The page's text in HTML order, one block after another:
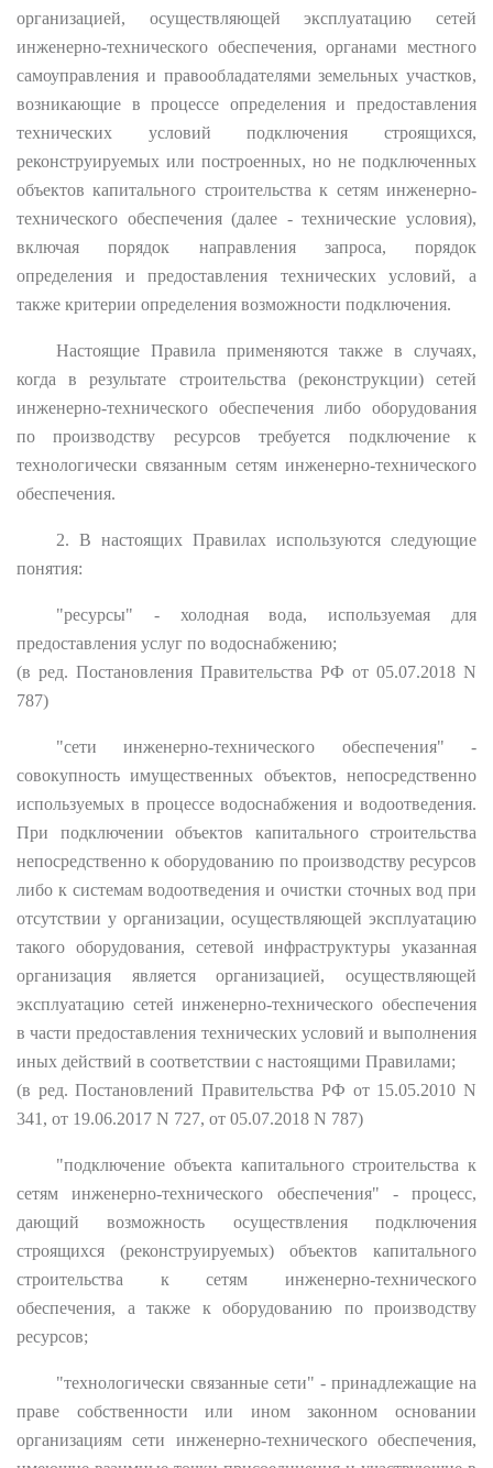
организацией, осуществляющей эксплуатацию сетей
инженерно-технического обеспечения, органами местного
самоуправления и правообладателями земельных участков,
возникающие в процессе определения и предоставления
технических условий подключения строящихся,
реконструируемых или построенных, но не подключенных
объектов капитального строительства к сетям инженерно-
технического обеспечения (далее - технические условия),
включая порядок направления запроса, порядок
определения и предоставления технических условий, а
также критерии определения возможности подключения.
Настоящие Правила применяются также в случаях,
когда в результате строительства (реконструкции) сетей
инженерно-технического обеспечения либо оборудования
по производству ресурсов требуется подключение к
технологически связанным сетям инженерно-технического
обеспечения.
2. В настоящих Правилах используются следующие
понятия:
"ресурсы" - холодная вода, используемая для
предоставления услуг по водоснабжению;
(в ред. Постановления Правительства РФ от 05.07.2018 N
787)
"сети инженерно-технического обеспечения" -
совокупность имущественных объектов, непосредственно
используемых в процессе водоснабжения и водоотведения.
При подключении объектов капитального строительства
непосредственно к оборудованию по производству ресурсов
либо к системам водоотведения и очистки сточных вод при
отсутствии у организации, осуществляющей эксплуатацию
такого оборудования, сетевой инфраструктуры указанная
организация является организацией, осуществляющей
эксплуатацию сетей инженерно-технического обеспечения
в части предоставления технических условий и выполнения
иных действий в соответствии с настоящими Правилами;
(в ред. Постановлений Правительства РФ от 15.05.2010 N
341, от 19.06.2017 N 727, от 05.07.2018 N 787)
"подключение объекта капитального строительства к
сетям инженерно-технического обеспечения" - процесс,
дающий возможность осуществления подключения
строящихся (реконструируемых) объектов капитального
строительства к сетям инженерно-технического
обеспечения, а также к оборудованию по производству
ресурсов;
"технологически связанные сети" - принадлежащие на
праве собственности или ином законном основании
организациям сети инженерно-технического обеспечения,